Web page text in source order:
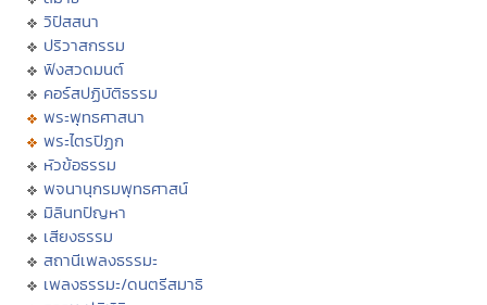
วิปัสสนา
ปริวาสกรรม
ฟังสวดมนต์
คอร์สปฏิบัติธรรม
พระพุทธศาสนา
พระไตรปิฏก
หัวข้อธรรม
พจนานุกรมพุทธศาสน์
มิลินทปัญหา
เสียงธรรม
สถานีเพลงธรรมะ
เพลงธรรมะ/ดนตรีสมาธิ